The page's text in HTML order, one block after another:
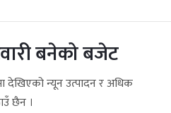
बनेको बजेट
देखिएको न्यून उत्पादन र अधिक
छैन ।